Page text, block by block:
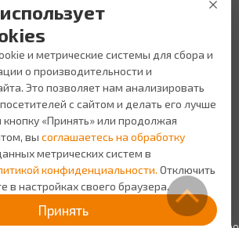
услуги
и метрические системы для сбора и
о производительности и
Это позволяет нам анализировать
с сайтом и делать его лучше
«Принять» или продолжая
вы соглашаетесь на обработку
метрических систем в
конфиденциальности. Отключить
в настройках своего браузера.
Принять